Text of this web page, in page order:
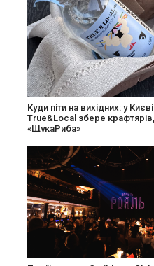
27 років музичної історії:
відсвяткує День
благодійних подій